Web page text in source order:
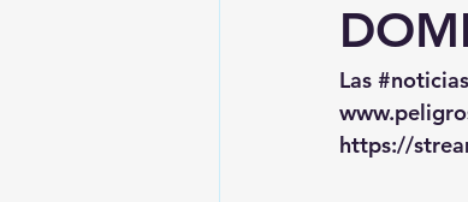
Las #noticias
https://